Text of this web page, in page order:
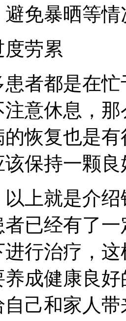
避免暴晒等
度劳累
者都是在
注意休息，
恢复也是
保持一颗
上就是介
已经有了
行治疗，
成健康良
己和家人